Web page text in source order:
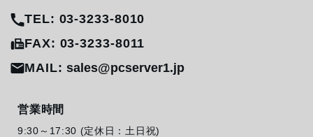
TEL: 03-3233-8010
FAX: 03-3233-8011
MAIL:sales@pcserver1.jp
営業時間
9:30～17:30 (定休日：土日祝)